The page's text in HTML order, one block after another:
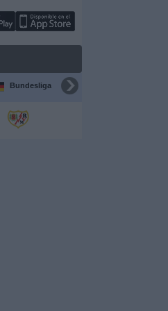
Bundesliga Supercopa de España